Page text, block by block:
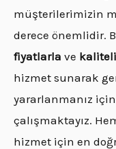
müşterilerimizin
derece önemlidir.
fiyatlarla ve
hizmet sunarak
yararlanmanız için
çalışmaktayız.
hizmet için en